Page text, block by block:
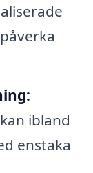
ibland
enstaka